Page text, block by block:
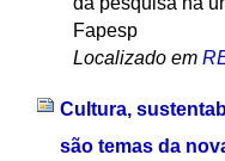
Fapesp
Localizado em
Cultura,
são temas da